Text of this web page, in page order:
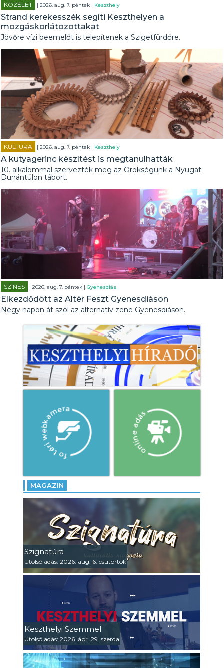
KÖZÉLET | 2026. aug. 7. péntek | Keszthely
Strand kerekesszék segíti Keszthelyen a
mozgáskorlátozottakat
Jövőre vízi beemelőt is telepítenek a Szigetfürdőre.
KULTÚRA | 2026. aug. 7. péntek | Keszthely
A kutyagerinc készítést is megtanulhatták
10. alkalommal szervezték meg az Örökségünk a Nyugat-
Dunántúlon tábort.
SZÍNES | 2026. aug. 7. péntek |Gyenesdiás
Elkezdődött az Altér Feszt Gyenesdiáson
Négy napon át szól az alternatív zene Gyenesdiáson.
MAGAZIN
Szignatúra
Utolsó adás: 2026. aug. 6. csütörtök
Keszthelyi Szemmel
Utolsó adás: 2026. ápr. 29. szerda